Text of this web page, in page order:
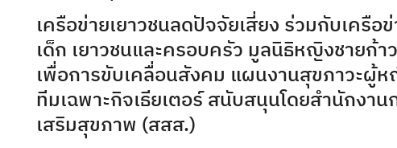
เครือข่ายเยาวชนลดปัจจัยเสี่ยง ร่วมกับเค
เด็ก เยาวชนและครอบครัว มูลนิธิหญิงชายก้า
เพื่อการขับเคลื่อนสังคม แผนงานสุขภาวะผู้
ทีมเฉพาะกิจเธียเตอร์ สนับสนุนโดยสำนักงา
เสริมสุขภาพ (สสส.)